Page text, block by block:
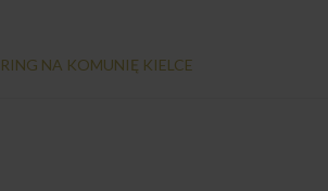
NA KOMUNIĘ KIELCE